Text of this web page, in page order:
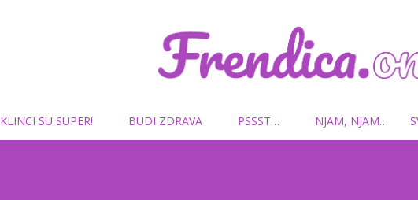
Frendica.online
KLINCI SU SUPER! BUDI ZDRAVA PSSST… NJAM, NJAM…